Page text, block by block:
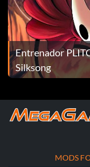
Entrenador
Silksong
MODS